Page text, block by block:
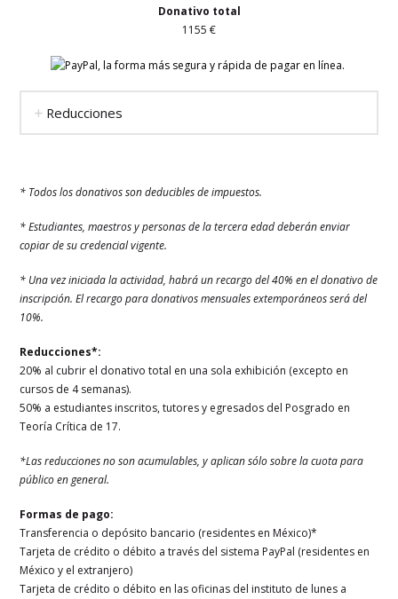
Donativo total
1155 €
Reducciones
* Todos los donativos son deducibles de impuestos.
* Estudiantes, maestros y personas de la tercera edad deberán enviar
copiar de su credencial vigente.
* Una vez iniciada la actividad, habrá un recargo del 40% en el donativo de
inscripción. El recargo para donativos mensuales extemporáneos será del
10%.
Reducciones*:
20% al cubrir el donativo total en una sola exhibición (excepto en
cursos de 4 semanas).
50% a estudiantes inscritos, tutores y egresados del Posgrado en
Teoría Crítica de 17.
*Las reducciones no son acumulables, y aplican sólo sobre la cuota para
público en general.
Formas de pago:
Transferencia o depósito bancario (residentes en México)*
Tarjeta de crédito o débito a través del sistema PayPal (residentes en
México y el extranjero)
Tarjeta de crédito o débito en las oficinas del instituto de lunes a